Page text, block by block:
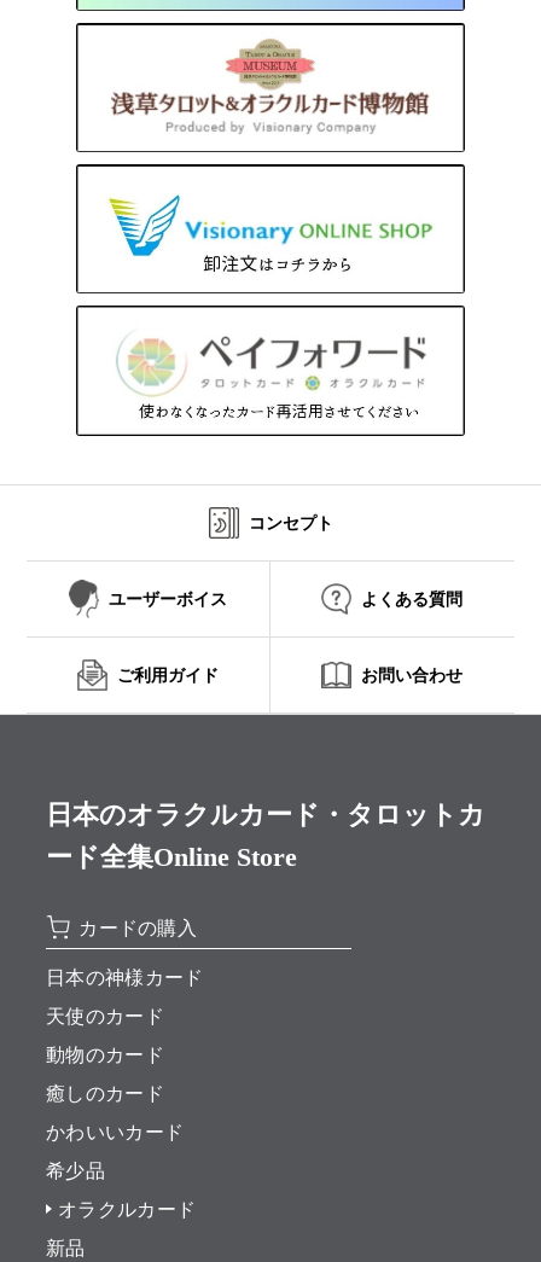
コンセプト
ユーザーボイス よくある質問
ご利用ガイド お問い合わせ
日本のオラクルカード・タロットカ
ード全集Online Store
カードの購入
日本の神様カード
天使のカード
動物のカード
癒しのカード
かわいいカード
希少品
オラクルカード
新品